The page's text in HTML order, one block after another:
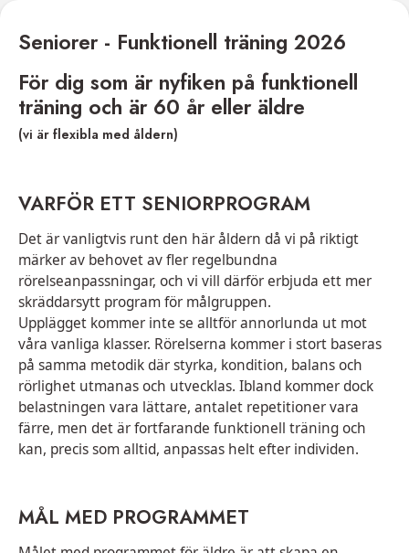
Seniorer - Funktionell träning 2026
För dig som är nyfiken på funktionell
träning och är 60 år eller äldre
(vi är flexibla med åldern)
VARFÖR ETT SENIORPROGRAM
Det är vanligtvis runt den här åldern då vi på riktigt
märker av behovet av fler regelbundna
rörelseanpassningar, och vi vill därför erbjuda ett mer
skräddarsytt program för målgruppen.
Upplägget kommer inte se alltför annorlunda ut mot
våra vanliga klasser. Rörelserna kommer i stort baseras
på samma metodik där styrka, kondition, balans och
rörlighet utmanas och utvecklas. Ibland kommer dock
belastningen vara lättare, antalet repetitioner vara
färre, men det är fortfarande funktionell träning och
kan, precis som alltid, anpassas helt efter individen.
MÅL MED PROGRAMMET